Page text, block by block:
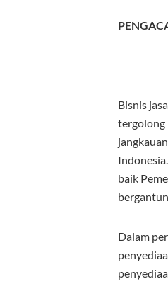
Bisnis jasa
tergolong
baik
Dalam